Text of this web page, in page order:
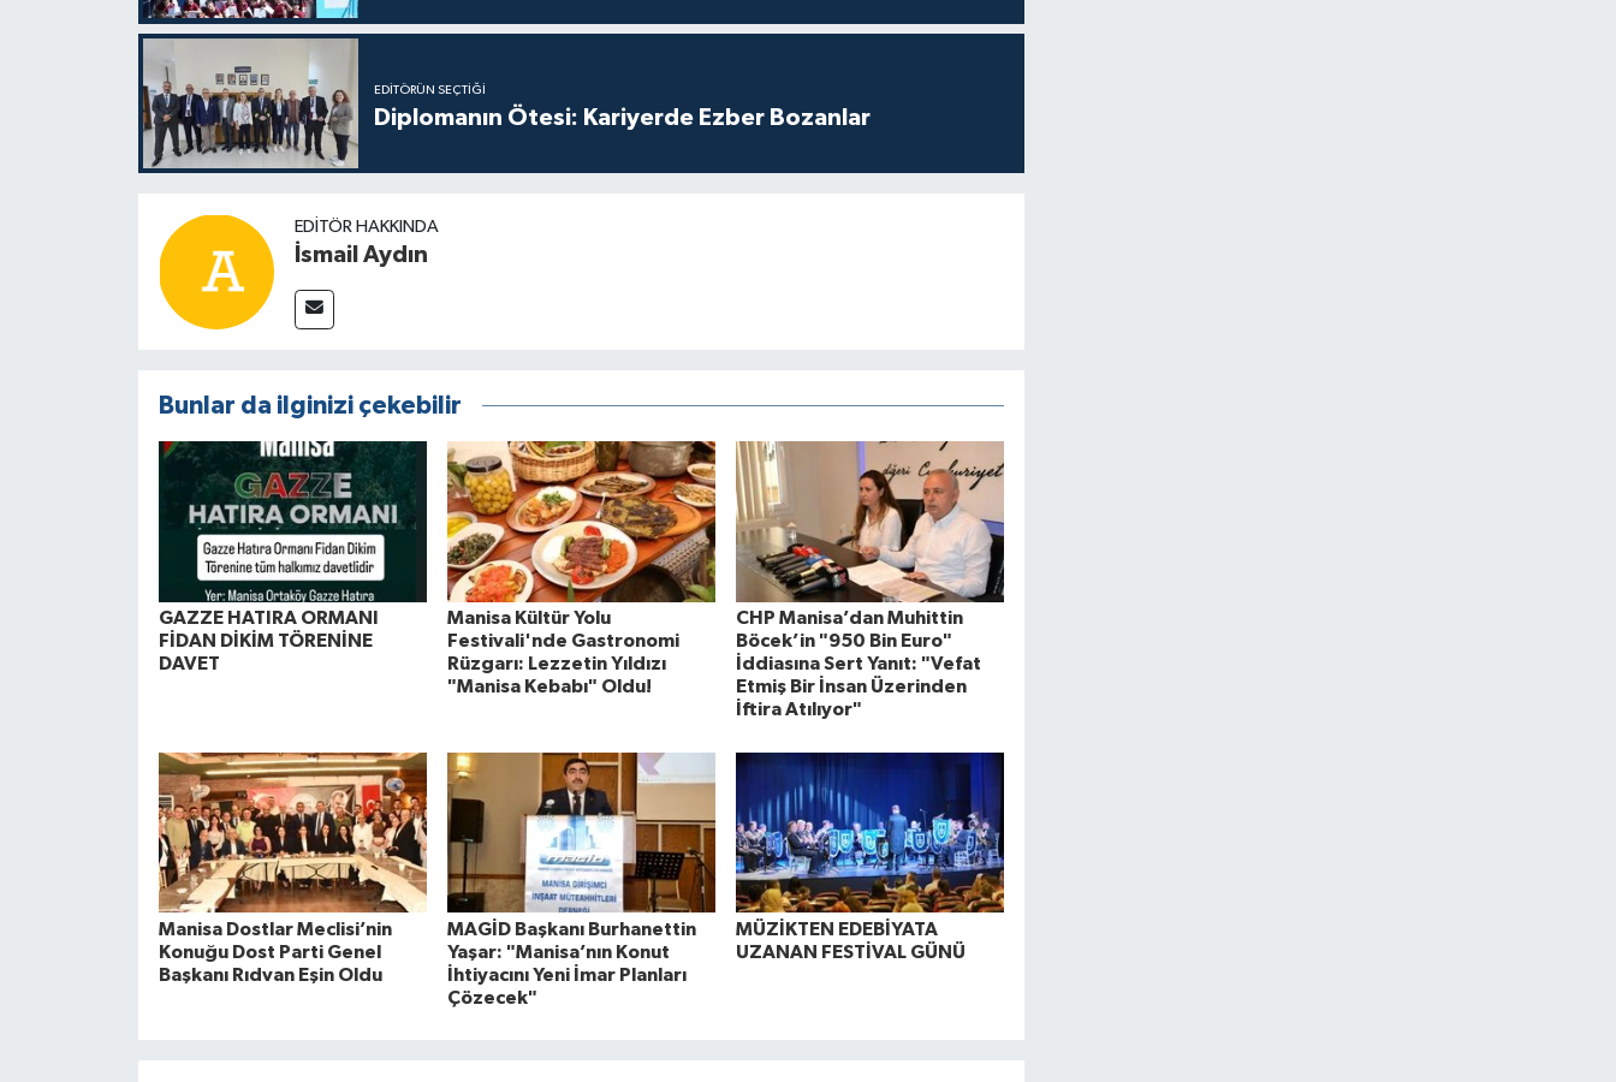
EDITÖRÜN SEÇTIĞI
Diplomanın Ötesi: Kariyerde Ezber Bozanlar
EDITÖR HAKKINDA
İsmail Aydın
Bunlar da ilginizi çekebilir
GAZZE HATIRA ORMANI
FİDAN DİKİM TÖRENİNE
DAVET
Manisa Kültür Yolu
Festivali'nde Gastronomi
Rüzgarı: Lezzetin Yıldızı
"Manisa Kebabı" Oldu!
CHP Manisa’dan Muhittin
Böcek’in "950 Bin Euro"
İddiasına Sert Yanıt: "Vefat
Etmiş Bir İnsan Üzerinden
İftira Atılıyor"
Manisa Dostlar Meclisi’nin
Konuğu Dost Parti Genel
Başkanı Rıdvan Eşin Oldu
MAGİD Başkanı Burhanettin
Yaşar: "Manisa’nın Konut
İhtiyacını Yeni İmar Planları
Çözecek"
MÜZİKTEN EDEBİYATA
UZANAN FESTİVAL GÜNÜ